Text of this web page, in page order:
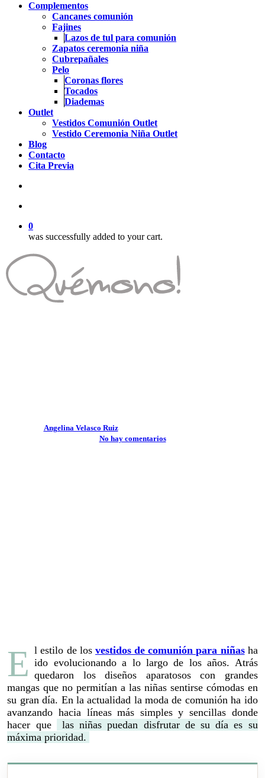
Complementos
Cancanes comunión
Fajines
Lazos de tul para comunión
Zapatos ceremonia niña
Cubrepañales
Pelo
Coronas flores
Tocados
Diademas
Outlet
Vestidos Comunión Outlet
Vestido Ceremonia Niña Outlet
Blog
Contacto
Cita Previa
0
was successfully added to your cart.
Angelina Velasco Ruiz
No hay comentarios
El estilo de los vestidos de comunión para niñasha
ido evolucionando a lo largo de los años. Atrás
quedaron los diseños aparatosos con grandes
mangas que no permitían a las niñas sentirse cómodas en
su gran día. En la actualidad la moda de comunión ha ido
avanzando hacia líneas más simples y sencillas donde
hacer que
las niñas puedan disfrutar de su día es su
máxima prioridad.